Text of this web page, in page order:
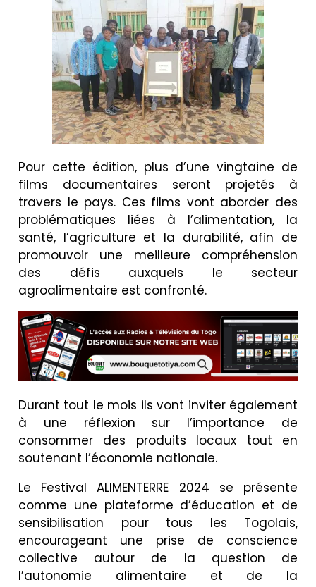
Pour cette édition, plus d’une vingtaine de
films documentaires seront projetés à
travers le pays. Ces films vont aborder des
problématiques liées à l’alimentation, la
santé, l’agriculture et la durabilité, afin de
promouvoir une meilleure compréhension
des défis auxquels le secteur
agroalimentaire est confronté.
Durant tout le mois ils vont inviter également
à une réflexion sur l’importance de
consommer des produits locaux tout en
soutenant l’économie nationale.
Le Festival ALIMENTERRE 2024 se présente
comme une plateforme d’éducation et de
sensibilisation pour tous les Togolais,
encourageant une prise de conscience
collective autour de la question de
l’autonomie alimentaire et de la